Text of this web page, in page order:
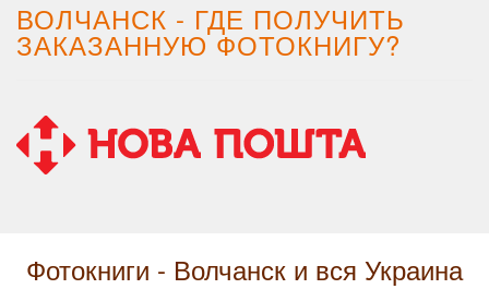
ВОЛЧАНСК - ГДЕ ПОЛУЧИТЬ
ЗАКАЗАННУЮ ФОТОКНИГУ?
Фотокниги - Волчанск и вся Украина